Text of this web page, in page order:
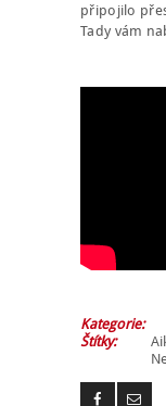
připojilo
Tady vám
Kategorie:
Štítky: